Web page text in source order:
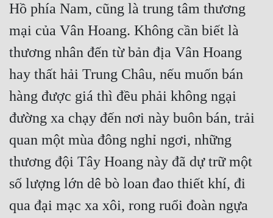
Hồ phía Nam, cũng là trung tâm thương
mại của Vân Hoang. Không cần biết là
thương nhân đến từ bản địa Vân Hoang
hay thất hải Trung Châu, nếu muốn bán
hàng được giá thì đều phải không ngại
đường xa chạy đến nơi này buôn bán, trải
quan một mùa đông nghỉ ngơi, những
thương đội Tây Hoang này đã dự trữ một
số lượng lớn dê bò loan đao thiết khí, đi
qua đại mạc xa xôi, rong ruổi đoàn ngựa